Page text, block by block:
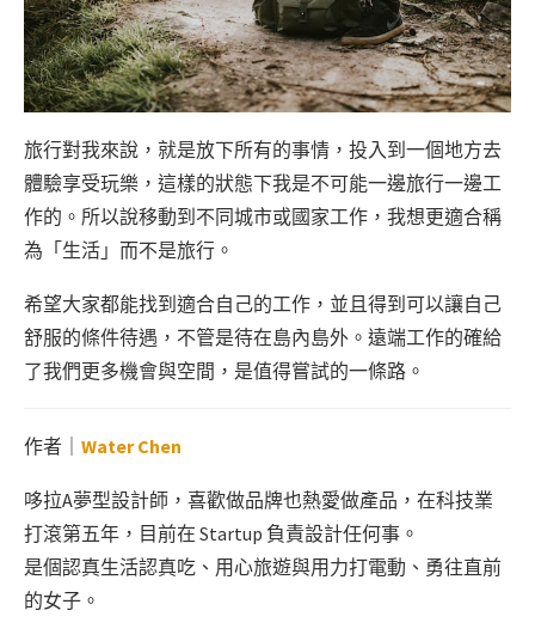
旅行對我來說，就是放下所有的事情，投入到一個地方去
體驗享受玩樂，這樣的狀態下我是不可能一邊旅行一邊工
作的。所以說移動到不同城市或國家工作，我想更適合稱
為「生活」而不是旅行。
希望大家都能找到適合自己的工作，並且得到可以讓自己
舒服的條件待遇，不管是待在島內島外。遠端工作的確給
了我們更多機會與空間，是值得嘗試的一條路。
作者｜ Water Chen
哆拉A夢型設計師，喜歡做品牌也熱愛做產品，在科技業
打滾第五年，目前在 Startup 負責設計任何事。
是個認真生活認真吃、用心旅遊與用力打電動、勇往直前
的女子。